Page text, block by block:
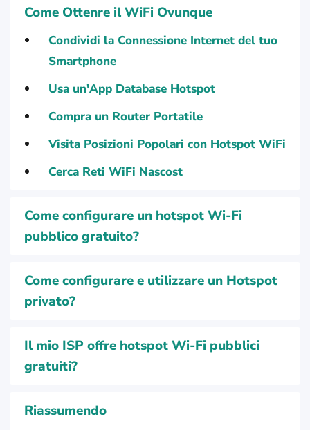
Come Ottenre il WiFi Ovunque
Condividi la Connessione Internet del tuo
Smartphone
Usa un'App Database Hotspot
Compra un Router Portatile
Visita Posizioni Popolari con Hotspot WiFi
Cerca Reti WiFi Nascost
Come configurare un hotspot Wi-Fi
pubblico gratuito?
Come configurare e utilizzare un Hotspot
privato?
Il mio ISP offre hotspot Wi-Fi pubblici
gratuiti?
Riassumendo